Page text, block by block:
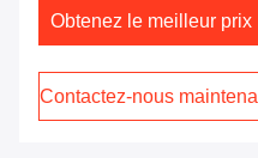
Obtenez le meilleur prix
Contactez-nous